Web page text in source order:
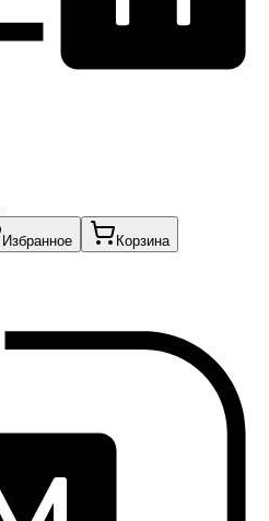
Избранное Корзина